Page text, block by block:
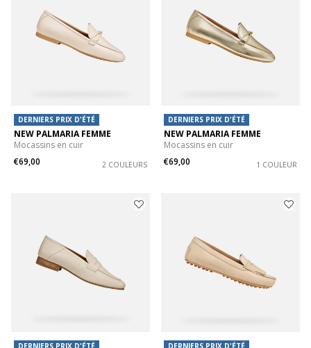
DERNIERS PRIX D'ÉTÉ
NEW PALMARIA FEMME
Mocassins en cuir
€69,00
2 COULEURS
DERNIERS PRIX D'ÉTÉ
NEW PALMARIA FEMME
Mocassins en cuir
€69,00
1 COULEUR
DERNIERS PRIX D'ÉTÉ DERNIERS PRIX D'ÉTÉ